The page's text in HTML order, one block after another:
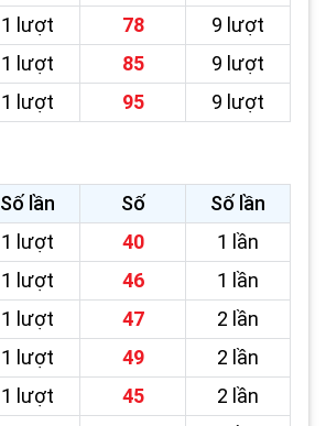
1 lượt 78
9 lượt
1 lượt 85
9 lượt
1 lượt 95 9 lượt
Số lần Số
Số lần
1 lượt 40
1 lần
1 lượt 46
1 lần
1 lượt 47
2 lần
1 lượt 49
2 lần
1 lượt 45
2 lần